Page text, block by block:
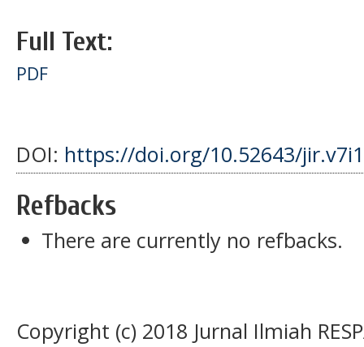
Full Text:
PDF
DOI: https://doi.org/10.52643/
Refbacks
There are currently no refbacks.
Copyright (c) 2018 Jurnal Ilmiah